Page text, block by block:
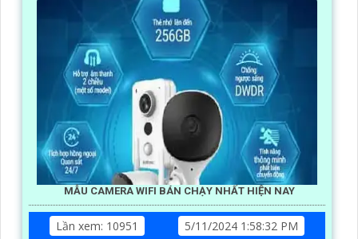
MẪU CAMERA WIFI BÁN CHẠY NHẤT HIỆN NAY
Lần xem: 10951
5/11/2024 1:58:32 PM